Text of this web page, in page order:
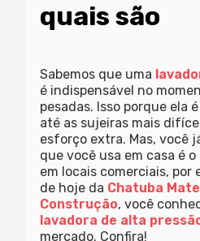
quais são
Sabemos que uma
é indispensável no
pesadas. Isso porque ela
até as sujeiras mais
esforço extra. Mas, você
que você usa em casa é
em locais comerciais, por
de hoje da Chatuba
Construção, você
lavadora de alta
mercado. Confira!